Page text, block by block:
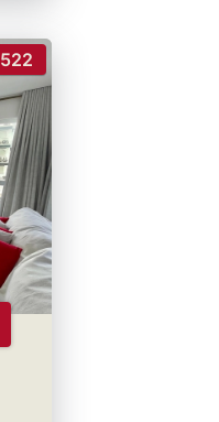
522